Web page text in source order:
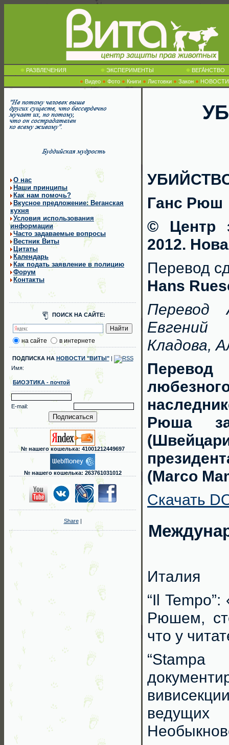
РАЗВЛЕЧЕНИЯ ЭКСПЕРИМЕНТЫ
ВЕГА́НСТВО
Видео
Фото Книги Листовки Закон НОВОСТИ
О нас
Наши принципы
Как нам помочь?
Вкусное предложение: Веганская
кухня
Условия использования
информации
Часто задаваемые вопросы
Вестник Виты
Цитаты
Календарь
Как подать заявление в полицию
Форум
Контакты
ПОИСК НА САЙТЕ:
на сайте в интернете
ПОДПИСКА НА НОВОСТИ "ВИТЫ"|
Имя:
БИОЭТИКА - почтой
E-mail:
№ нашего кошелька: 41001212449697
№ нашего кошелька: 263761031012
Share |
Ганс Рюш
© Центр
2012.
Перевод
Hans
Перевод
Кладова,
Рюша
(Marco
Скачать
Италия
“Il
Рюшем,
что у